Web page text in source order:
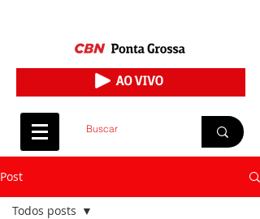
Post
Todos posts